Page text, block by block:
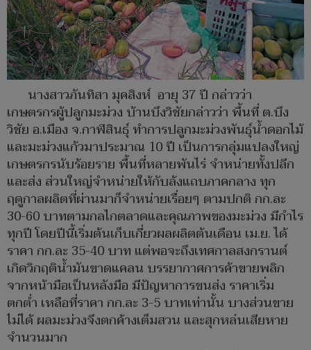
นางสาวภันทิสา มุคสิงห์ อายุ 37 ปี กล่าวว่า
เกษตรกรผู้ปลูกมะม่วง บ้านบึงวิชัยกล่าวว่า พื้นที่ ต.บึง
วิชัย อ.เมือง จ.กาฬสินธุ์ ทำการปลูกมะม่วงพันธุ์น้ำดอกไม้
และมะม่วงแก้วมาประมาณ 10 ปี เป็นการกลุ่มแปลงใหญ่
เกษตรกรนับร้อยราย พื้นที่หลายพันไร่ จำหน่ายทั้งปลีก
และส่ง ส่วนใหญ่จำหน่ายให้กับล้งแถบภาคกลาง ทุก
ฤดูกาลผลิตที่ผ่านมาก็จำหน่ายเรื่อยๆ ตามปกติ กก.ละ
30-60 บาทตามกลไกตลาดและคุณภาพของมะม่วง มีกำไร
ทุกปี โดยปีนี้เริ่มต้นเก็บเกี่ยวผลผลิตต้นเดือน เม.ย. ได้
ราคา กก.ละ 35-40 บาท แต่พอจะถึงเทศกาลสงกรานต์
เกิดวิกฤติน้ำมันขาดแคลน บรรยากาศการค้าขายพลิก
จากหน้ามือเป็นหลังมือ มีปัญหาการขนส่ง ราคาเริ่ม
ตกต่ำ เหลือที่ราคา กก.ละ 3-5 บาทเท่านั้น บางส่วนขาย
ไม่ได้ ผลมะม่วงจึงตกค้างเต็มสวน และสุกหล่นเสียหาย
จำนวนมาก